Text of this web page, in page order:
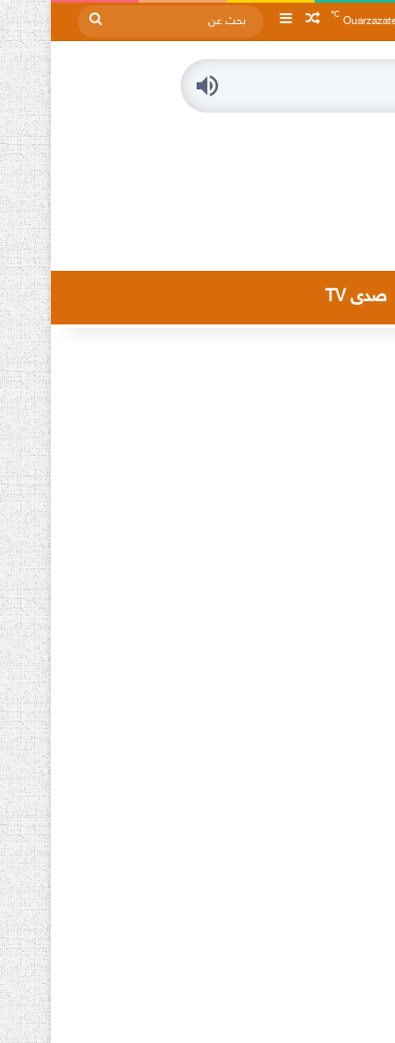
℃ مقال عشوائي
إضافة عمود جانبي
صدى TV